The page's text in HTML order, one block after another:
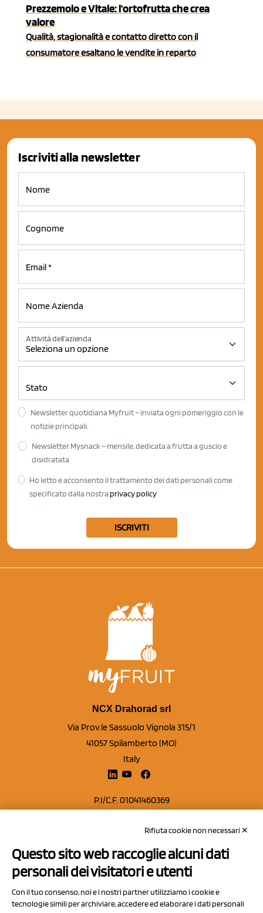
Prezzemolo e Vitale: l'ortofrutta che crea
valore
Qualità, stagionalità e contatto diretto con il
consumatore esaltano le vendite in reparto
Iscriviti alla newsletter
Attività dell'azienda
Newsletter quotidiana Myfruit – inviata ogni pomeriggio con le
notizie principali.
Newsletter Mysnack – mensile, dedicata a frutta a guscio e
disidratata
Ho letto e acconsento il trattamento dei dati personali come
specificato dalla nostra privacy policy
ISCRIVITI
NCX Drahorad srl
Via Prov.le Sassuolo Vignola 315/1
41057 Spilamberto (MO)
Italy
P.I/C.F. 01041460369
Capitale sociale Euro 50.000,00 i.v.
Contatti
Privacy Policy
Rifiuta cookie non necessari ✕
Questo sito web raccoglie alcuni dati
personali dei visitatori e utenti
Con il tuo consenso, noi e i nostri partner utilizziamo i cookie e
tecnologie simili per archiviare, accedere ed elaborare i dati personali